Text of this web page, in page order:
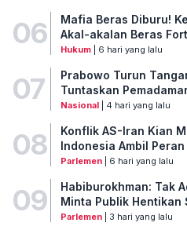
06
Mafia Beras Diburu!
Akal-akalan Beras
Hukum| 6 hari yang lalu
07
Prabowo Turun
Tuntaskan
Nasional| 4 hari yang lalu
08
Konflik AS-Iran Kian
Indonesia Ambil
Parlemen| 6 hari yang lalu
09
Habiburokhman: Tak
Minta Publik Hentikan
Parlemen| 3 hari yang lalu